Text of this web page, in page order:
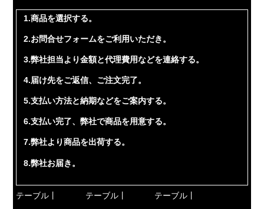
1.商品を選択する。
2.お問合せフォームをご利用いただき。
3.弊社担当より金額と代理費用などを連絡する。
4.届け先をご返信、ご注文完了。
5.支払い方法と納期などをご案内する。
6.支払い完了、弊社で商品を用意する。
7.弊社より商品を出荷する。
8.弊社お届き。
テーブル丨 テーブル丨 テーブル丨